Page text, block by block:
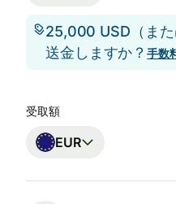
25,000 USD（ま
送金しますか？手数
受取額
EUR